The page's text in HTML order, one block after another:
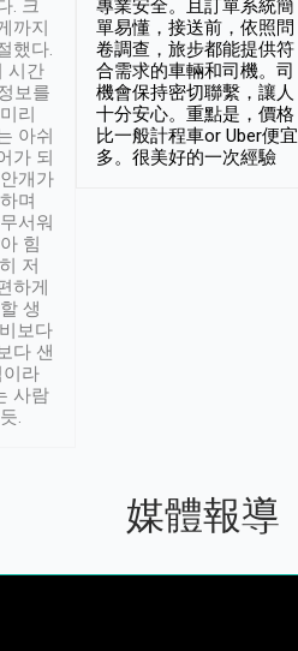
. 크
까지
했다.
시간
보를
리
아쉬
가 되
개가
며
서워
힘
저
하게
생
보다
다 샌
이라
사람
.
專業安全。且訂單系統簡
單易懂，接送前，依照問
卷調查，旅步都能提供符
合需求的車輛和司機。司
機會保持密切聯繫，讓人
十分安心。重點是，價格
比一般計程車or Uber便宜
多。很美好的一次經驗
媒體報導